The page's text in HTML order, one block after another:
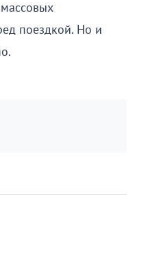
поездкой. Но и